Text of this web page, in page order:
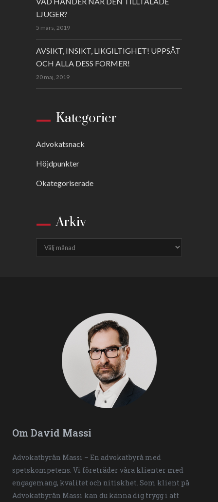
LJUGER?
5 mars, 2019
AVSIKT, INSIKT, LIKGILTIGHET! UPPSÅT
OCH ALLA DESS FORMER!
20 maj, 2019
Kategorier
Advokatsnack
Höjdpunkter
Okategoriserade
Arkiv
Om David Massi
Advokatbyrån Massi – En advokatbyrå med
spetskompetens. Vi företräder våra klienter med
engagemang, kvalitet och nitiskhet. Som klient på
Advokatbyrån Massi kan du känna dig trygg i att